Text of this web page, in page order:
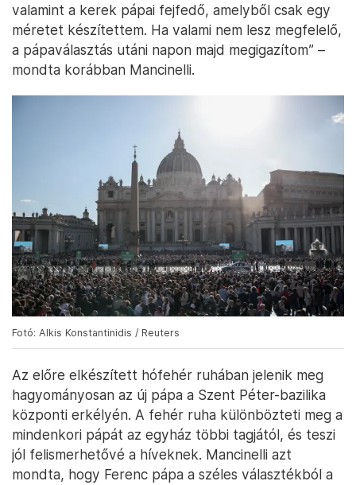
valamint a kerek pápai fejfedő, amelyből csak egy
méretet készítettem. Ha valami nem lesz megfelelő,
a pápaválasztás utáni napon majd megigazítom” –
mondta korábban Mancinelli.
Fotó: Alkis Konstantinidis / Reuters
Az előre elkészített hófehér ruhában jelenik meg
hagyományosan az új pápa a Szent Péter-bazilika
központi erkélyén. A fehér ruha különbözteti meg a
mindenkori pápát az egyház többi tagjától, és teszi
jól felismerhetővé a híveknek. Mancinelli azt
mondta, hogy Ferenc pápa a széles választékból a